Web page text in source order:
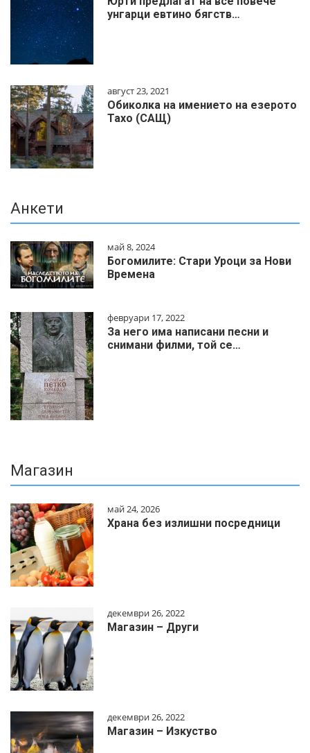
унгарци евтино бягств…
август 23, 2021
Обиколка на имението на езерото
Тахо (САЩ)
Анкети
май 8, 2024
Богомилите: Стари Уроци за Нови
Времена
февруари 17, 2022
За него има написани песни и
снимани филми, той се…
Магазин
май 24, 2026
Храна без излишни посредници
декември 26, 2022
Магазин – Други
декември 26, 2022
Магазин – Изкуство